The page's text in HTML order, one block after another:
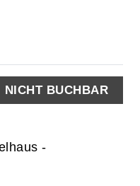
NICHT BUCHBAR
-